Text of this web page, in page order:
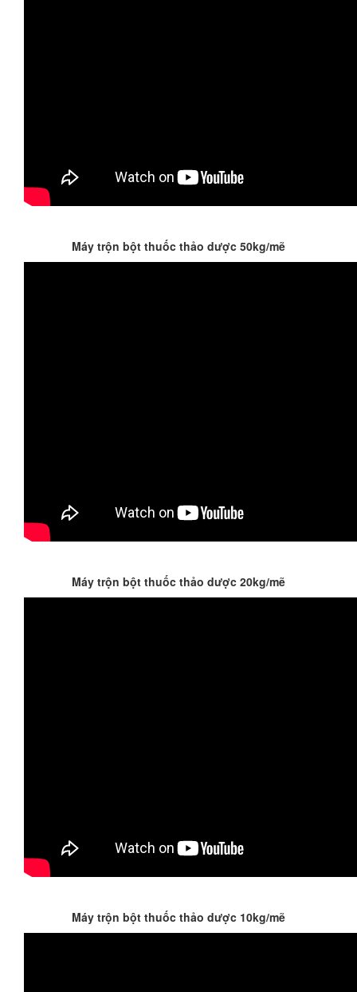
Máy trộn bột thuốc thảo dược 50kg/mẽ
Máy trộn bột thuốc thảo dược 20kg/mẽ
Máy trộn bột thuốc thảo dược 10kg/mẽ